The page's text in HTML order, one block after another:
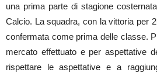
una prima parte di stagione
Calcio. La squadra, con la vittoria per
confermata come prima delle classe.
mercato effettuato e per aspettative
rispettare le aspettative e a